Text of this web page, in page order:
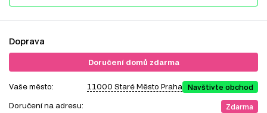
Doprava
Doručení domů zdarma
Vaše město: 11000 Staré Město Praha Navštivte obchod
Doručení na adresu:
Zdarma